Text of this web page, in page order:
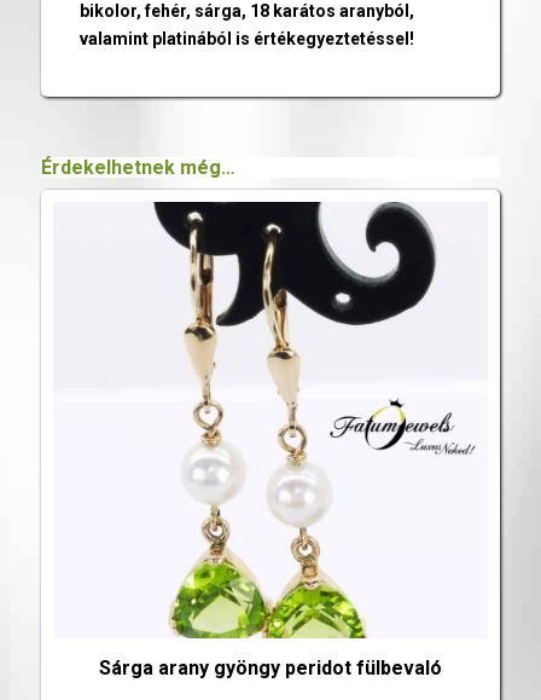
bikolor, fehér, sárga, 18 karátos aranyból,
valamint platinából is értékegyeztetéssel!
Érdekelhetnek még…
Sárga arany gyöngy peridot fülbevaló